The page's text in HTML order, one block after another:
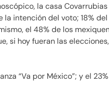
la casa
intención del voto; 18% del
el 48% de los
si hoy fueran las
“Va por México”; y el